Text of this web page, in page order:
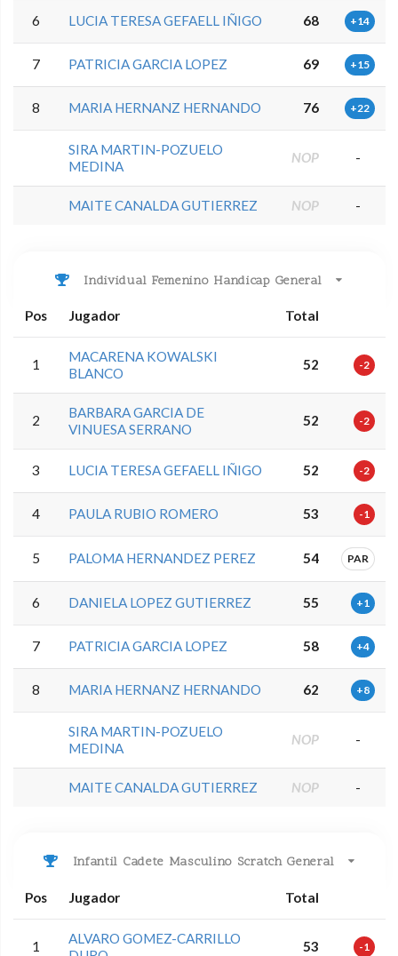
6 LUCIA TERESA GEFAELL IÑIGO 68 +14
7 PATRICIA GARCIA LOPEZ 69 +15
8 MARIA HERNANZ HERNANDO 76 +22
SIRA MARTIN-POZUELO
MEDINA
NOP -
MAITE CANALDA GUTIERREZ NOP -
Individual Femenino Handicap General
Pos Jugador Total
1
MACARENA KOWALSKI
BLANCO
52 -2
2
BARBARA GARCIA DE
VINUESA SERRANO
52 -2
3 LUCIA TERESA GEFAELL IÑIGO 52 -2
4 PAULA RUBIO ROMERO 53 -1
5 PALOMA HERNANDEZ PEREZ 54 PAR
6 DANIELA LOPEZ GUTIERREZ 55 +1
7 PATRICIA GARCIA LOPEZ 58 +4
8 MARIA HERNANZ HERNANDO 62 +8
SIRA MARTIN-POZUELO
MEDINA
NOP -
MAITE CANALDA GUTIERREZ NOP -
Infantil Cadete Masculino Scratch General
Pos Jugador Total
1
ALVARO GOMEZ-CARRILLO
53 -1